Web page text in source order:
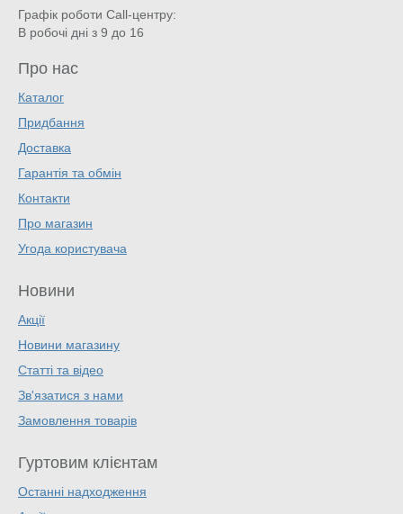
Графік роботи Call-центру:
В робочі дні з 9 до 16
Про нас
Каталог
Придбання
Доставка
Гарантія та обмін
Контакти
Про магазин
Угода користувача
Новини
Акції
Новини магазину
Статті та відео
Зв'язатися з нами
Замовлення товарів
Гуртовим клієнтам
Останні надходження